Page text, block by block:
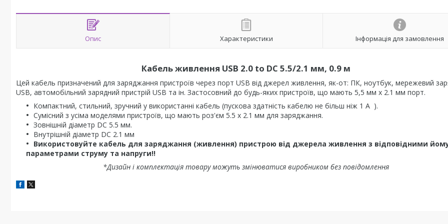
Опис Характеристики Інформація для замовлення
Кабель живлення USB 2.0 to DC 5.5/2.1 мм, 0.9 м
Цей кабель призначений для заряджання пристроїв через порт USB від джерел живлення, як-от: ПК, ноутбук, мережевий
USB, автомобільний зарядний пристрій USB та ін. Застосовний до будь-яких пристроїв, що мають 5,5 мм х 2.1 мм порт.
Компактний, стильний, зручний у використанні кабель (пускова здатність кабелю не більш ніж 1 А ).
Сумісний з усіма моделями пристроїв, що мають роз'єм 5.5 х 2.1 мм для заряджання.
Зовнішній діаметр DC 5.5 мм.
Внутрішній діаметр DC 2.1 мм
Використовуйте кабель для заряджання (живлення) пристрою від джерела живлення з відповідними
параметрами струму та напруги!!
*Дизайн і комплектація товару можуть змінюватися виробником без повідомлення